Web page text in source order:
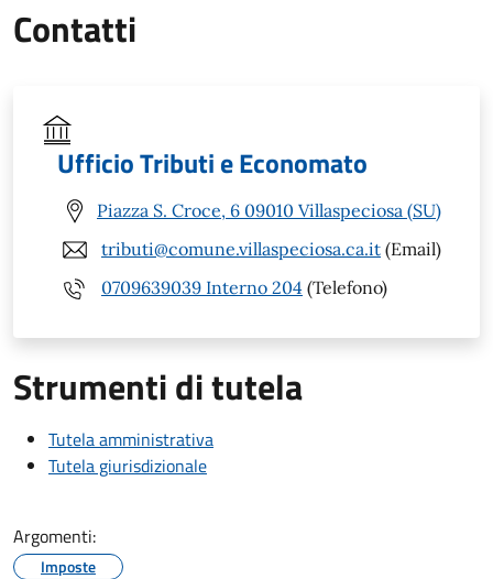
Contatti
Ufficio Tributi e Economato
Piazza S. Croce, 6 09010 Villaspeciosa (SU)
tributi@comune.villaspeciosa.ca.it (Email)
0709639039 Interno 204 (Telefono)
Strumenti di tutela
Tutela amministrativa
Tutela giurisdizionale
Argomenti:
Imposte